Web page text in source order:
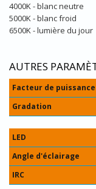
4000K - blanc neutre
5000K - blanc froid
6500K - lumière du jour
AUTRES
Facteur de puissance
Gradation
LED
Angle d'éclairage
IRC